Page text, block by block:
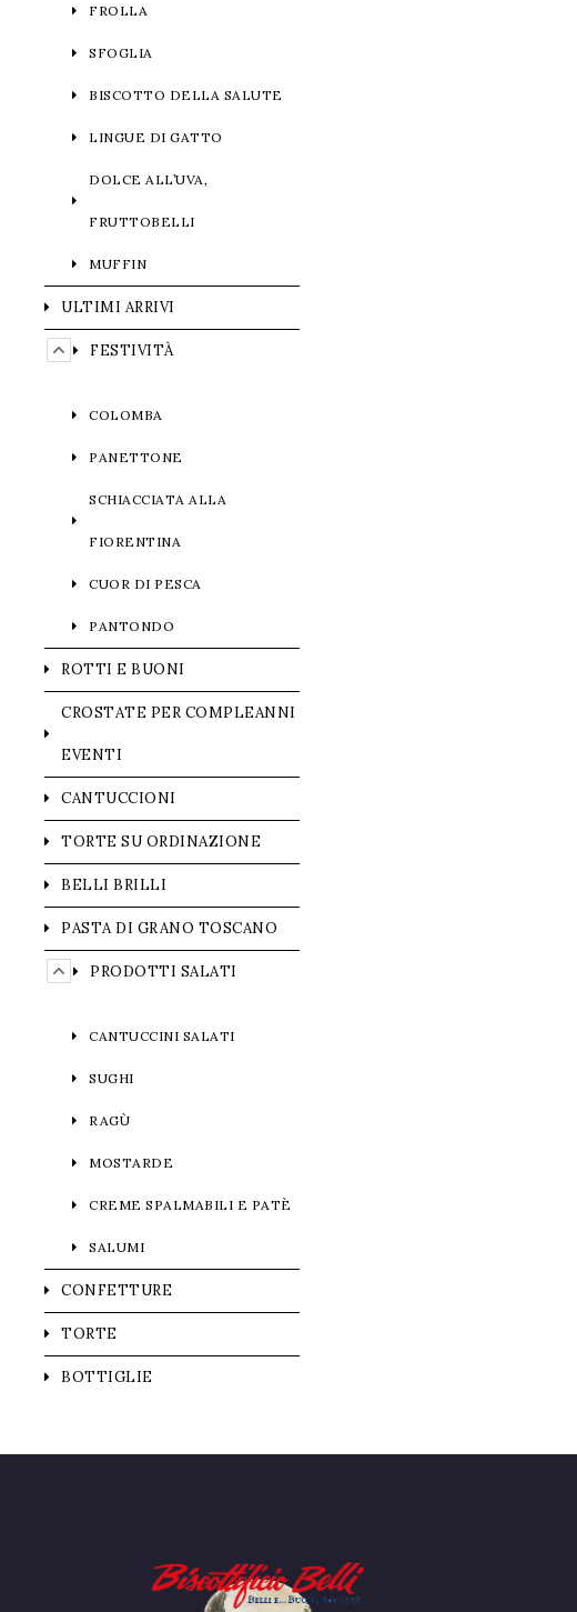
FROLLA
SFOGLIA
BISCOTTO DELLA SALUTE
LINGUE DI GATTO
DOLCE ALL’UVA,
FRUTTOBELLI
MUFFIN
ULTIMI ARRIVI
FESTIVITÀ
COLOMBA
PANETTONE
SCHIACCIATA ALLA
FIORENTINA
CUOR DI PESCA
PANTONDO
ROTTI E BUONI
CROSTATE PER COMPLEANNI
EVENTI
CANTUCCIONI
TORTE SU ORDINAZIONE
BELLI BRILLI
PASTA DI GRANO TOSCANO
PRODOTTI SALATI
CANTUCCINI SALATI
SUGHI
RAGÙ
MOSTARDE
CREME SPALMABILI E PATÈ
SALUMI
CONFETTURE
TORTE
BOTTIGLIE